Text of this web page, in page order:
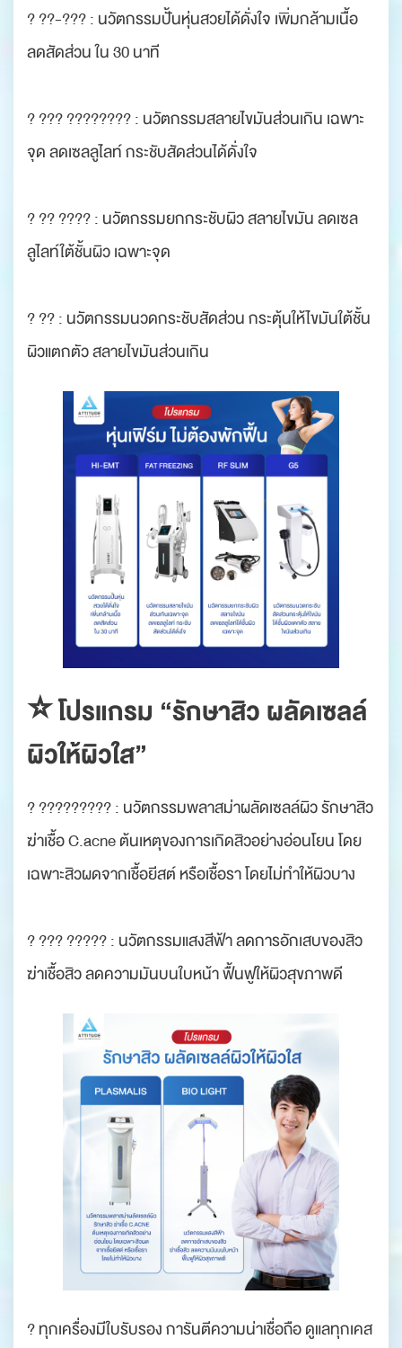
? ??-??? : นวัตกรรมปั้นหุ่นสวยได้ดั่งใจ เพิ่มกล้ามเนื้อ
ลดสัดส่วน ใน 30 นาที
? ??? ???????? : นวัตกรรมสลายไขมันส่วนเกิน เฉพาะ
จุด ลดเซลลูไลท์ กระชับสัดส่วนได้ดั่งใจ
? ?? ???? : นวัตกรรมยกกระชับผิว สลายไขมัน ลดเซล
ลูไลท์ใต้ชั้นผิว เฉพาะจุด
? ?? : นวัตกรรมนวดกระชับสัดส่วน กระตุ้นให้ไขมันใต้ชั้น
ผิวแตกตัว สลายไขมันส่วนเกิน
⭐️ โปรแกรม “รักษาสิว ผลัดเซลล์
ผิวให้ผิวใส”
? ????????? : นวัตกรรมพลาสม่าผลัดเซลล์ผิว รักษาสิว
ฆ่าเชื้อ C.acne ต้นเหตุของการเกิดสิวอย่างอ่อนโยน โดย
เฉพาะสิวผดจากเชื้อยีสต์ หรือเชื้อรา โดยไม่ทำให้ผิวบาง
? ??? ????? : นวัตกรรมแสงสีฟ้า ลดการอักเสบของสิว
ฆ่าเชื้อสิว ลดความมันบนใบหน้า ฟื้นฟูให้ผิวสุขภาพดี
? ทุกเครื่องมีใบรับรอง การันตีความน่าเชื่อถือ ดูแลทุกเคส